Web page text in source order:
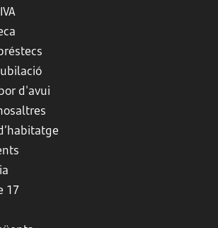
d'avui
17